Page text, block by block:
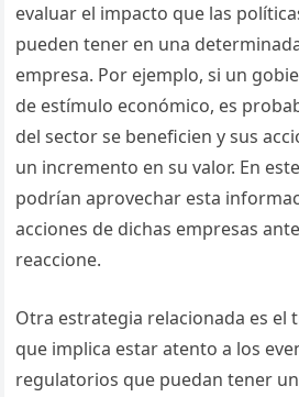
evaluar el impacto que las
pueden tener en una
empresa. Por ejemplo, si un
de estímulo económico, es
del sector se beneficien y sus
un incremento en su valor. En
podrían aprovechar esta
acciones de dichas empresas
reaccione.
Otra estrategia relacionada es el
que implica estar atento a los
regulatorios que puedan tener